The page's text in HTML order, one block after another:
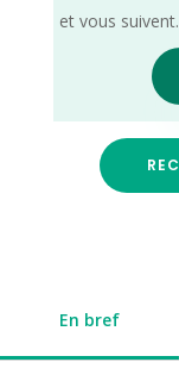
et vous suivent.
En bref